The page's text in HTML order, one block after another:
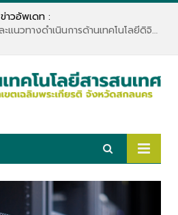
ข่าวอัพเดท :
รับทราบนโยบายอธิการบดีและแนวทางดำเนินการด้านเทคโนโลยีดิจิทัล